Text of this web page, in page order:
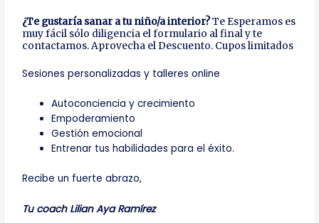
¿Te gustaría sanar a tu niño/a interior?Te Esperamos es
muy fácil sólo diligencia el formulario al final y te
contactamos. Aprovecha el Descuento. Cupos limitados
Sesiones personalizadas y talleres online
Autoconciencia y crecimiento
Empoderamiento
Gestión emocional
Entrenar tus habilidades para el éxito.
Recibe un fuerte abrazo,
Tu coach Lilian Aya Ramírez